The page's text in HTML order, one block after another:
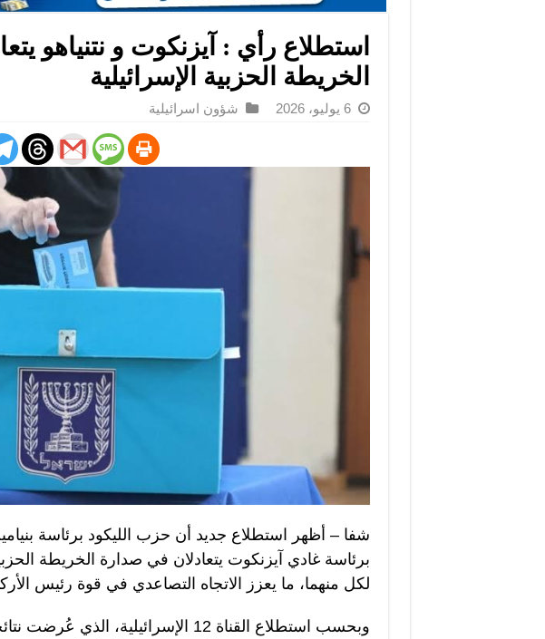
استطلاع رأي : آيزنكوت و نتنياهو
الخريطة الحزبية الإسرائيلية
6 يوليو، 2026 شؤون اسرائيلية
شفا – أظهر استطلاع جديد أن حزب الليكود برئاسة
لكل منهما، ما يعزز الاتجاه التصاعدي في قوة رئيس
وبحسب استطلاع القناة 12 الإسرائيلية،